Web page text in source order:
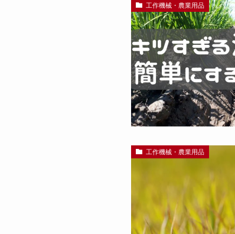
工作機械・農業用品
工作機械・農業用品